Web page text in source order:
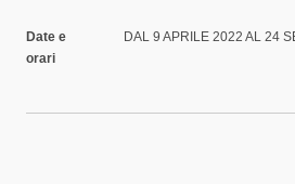
Date e
orari
DAL 9 APRILE 2022 AL 24